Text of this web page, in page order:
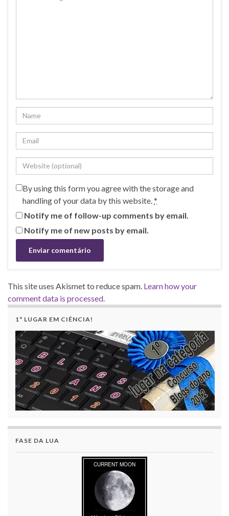
By using this form you agree with the storage and
handling of your data by this website.*
Notify me of follow-up comments by email.
Notify me of new posts by email.
This site uses Akismet to reduce spam. Learn how your
comment data is processed.
1º LUGAR EM CIÊNCIA!
FASE DA LUA